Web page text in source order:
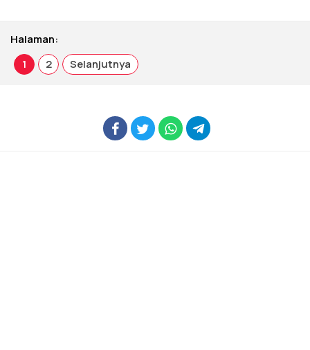
Halaman:
1
2 Selanjutnya